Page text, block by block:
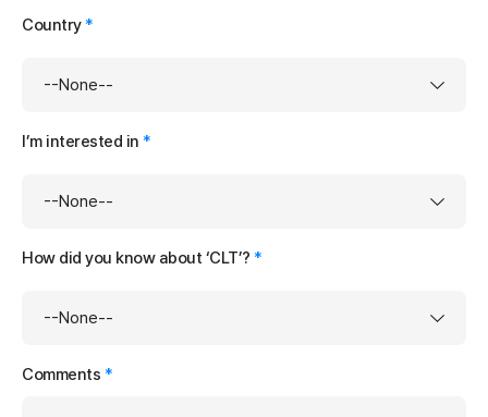
Country*
I’m interested in *
How did you know about ‘CLT’? *
Comments *